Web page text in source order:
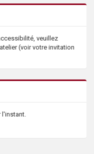
veuillez
(voir votre invitation